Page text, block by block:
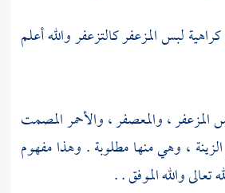
لبس المزعفر كالتزعفر والله أعلم
المزعفر ، والمعصفر ، والأحمر المصمت
، وهي منها مطلوبة . وهذا مفهوم
تعالى والله الموفق . .